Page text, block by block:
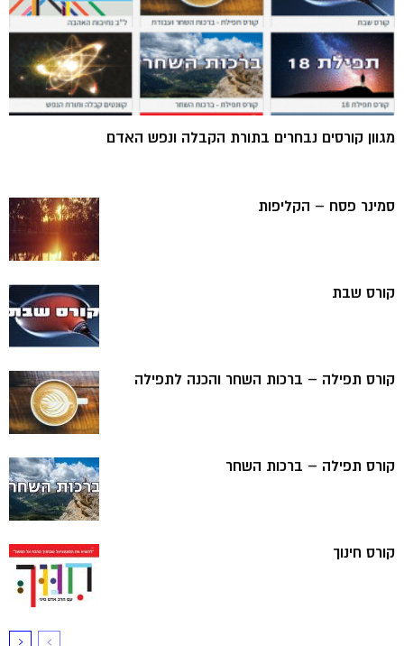
מגוון קורסים נבחרים בתורת הקבלה ונפש האדם
סמינר פסח – הקליפות
קורס שבת
קורס תפילה – ברכות השחר והכנה לתפילה
קורס תפילה – ברכות השחר
קורס חינוך